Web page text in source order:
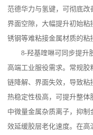
范德华力与氢键，可彻底
界面空隙，大幅提升初始
锈钢等难粘接金属材质的粘
8-羟基喹啉可同步提升
高端工业服役需求。常规
链降解、界面失效，导致粘
热稳定性极高，可提升整体
中微量金属杂质离子，抑
效延缓胶层老化速度。在高